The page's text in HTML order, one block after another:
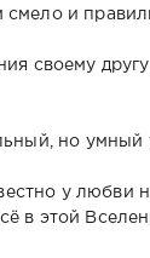
смело и
своему
но умный
у любви
в этой